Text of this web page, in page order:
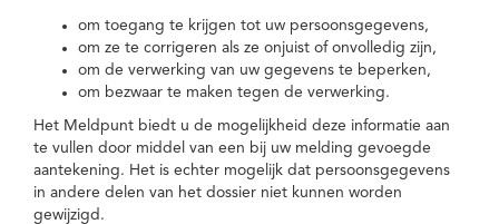
om toegang te krijgen tot uw persoonsgegevens,
om ze te corrigeren als ze onjuist of onvolledig zijn,
om de verwerking van uw gegevens te beperken,
om bezwaar te maken tegen de verwerking.
Het Meldpunt biedt u de mogelijkheid deze informatie aan
te vullen door middel van een bij uw melding gevoegde
aantekening. Het is echter mogelijk dat persoonsgegevens
in andere delen van het dossier niet kunnen worden
gewijzigd.